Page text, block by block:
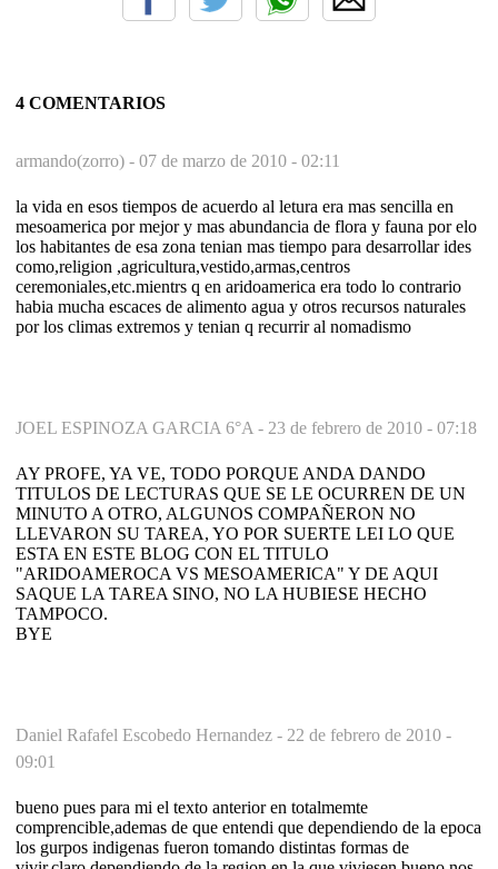
4 COMENTARIOS
armando(zorro) - 07 de marzo de 2010 - 02:11
la vida en esos tiempos de acuerdo al letura era mas sencilla en
mesoamerica por mejor y mas abundancia de flora y fauna por elo
los habitantes de esa zona tenian mas tiempo para desarrollar ides
como,religion ,agricultura,vestido,armas,centros
ceremoniales,etc.mientrs q en aridoamerica era todo lo contrario
habia mucha escaces de alimento agua y otros recursos naturales
por los climas extremos y tenian q recurrir al nomadismo
JOEL ESPINOZA GARCIA 6°A - 23 de febrero de 2010 - 07:18
AY PROFE, YA VE, TODO PORQUE ANDA DANDO
TITULOS DE LECTURAS QUE SE LE OCURREN DE UN
MINUTO A OTRO, ALGUNOS COMPAÑERON NO
LLEVARON SU TAREA, YO POR SUERTE LEI LO QUE
ESTA EN ESTE BLOG CON EL TITULO
"ARIDOAMEROCA VS MESOAMERICA" Y DE AQUI
SAQUE LA TAREA SINO, NO LA HUBIESE HECHO
TAMPOCO.
BYE
Daniel Rafafel Escobedo Hernandez - 22 de febrero de 2010 -
09:01
bueno pues para mi el texto anterior en totalmemte
comprencible,ademas de que entendi que dependiendo de la epoca
los gurpos indigenas fueron tomando distintas formas de